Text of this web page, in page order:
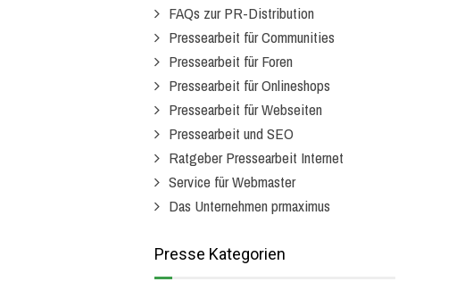
FAQs zur PR-Distribution
Pressearbeit für Communities
Pressearbeit für Foren
Pressearbeit für Onlineshops
Pressearbeit für Webseiten
Pressearbeit und SEO
Ratgeber Pressearbeit Internet
Service für Webmaster
Das Unternehmen prmaximus
Presse Kategorien